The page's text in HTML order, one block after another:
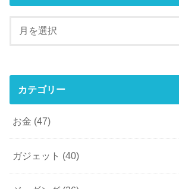
カテゴリー
お金 (47)
ガジェット (40)